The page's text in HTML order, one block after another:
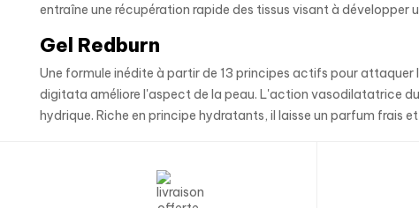
entraîne une récupération rapide des tissus visant à développer
Gel Redburn
Une formule inédite à partir de 13 principes actifs pour
digitata améliore l'aspect de la peau. L'action vasodilatatrice
hydrique. Riche en principe hydratants, il laisse un parfum frais